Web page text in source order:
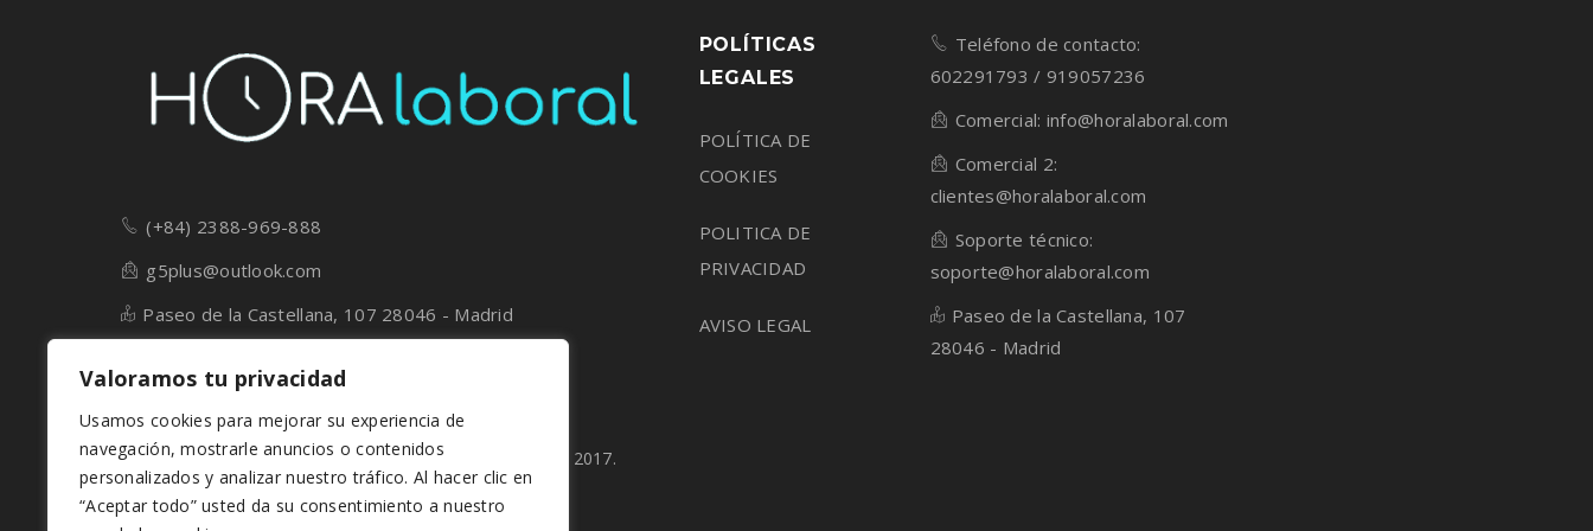
Valoramos tu privacidad
Usamos cookies para mejorar su experiencia de
navegación, mostrarle anuncios o contenidos
personalizados y analizar nuestro tráfico. Al hacer clic en
“Aceptar todo” usted da su consentimiento a nuestro
(+84) 2388-969-888
g5plus@outlook.com
Paseo de la Castellana, 107 28046 - Madrid
© StartUp Theme by G5Theme. All Right Reserved 2017.
POLÍTICAS
LEGALES
POLÍTICA DE
COOKIES
POLITICA DE
PRIVACIDAD
AVISO LEGAL
Teléfono de contacto:
602291793 / 919057236
Comercial: info@horalaboral.com
Comercial 2:
clientes@horalaboral.com
Soporte técnico:
soporte@horalaboral.com
Paseo de la Castellana, 107
28046 - Madrid